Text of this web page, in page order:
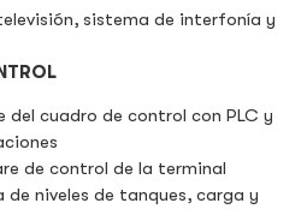
sistema de interfonía y
cuadro de control con PLC y
de control de la terminal
de niveles de tanques, carga y